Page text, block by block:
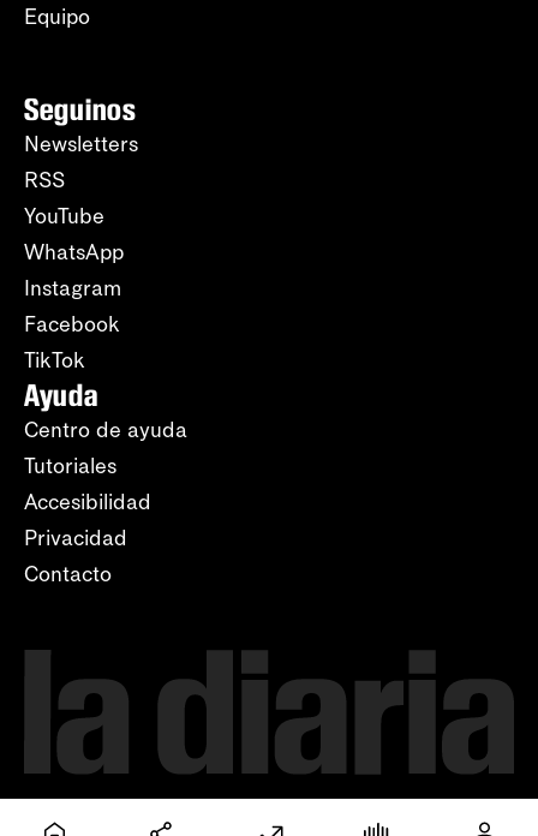
Equipo
Seguinos
Newsletters
RSS
YouTube
WhatsApp
Instagram
Facebook
TikTok
Ayuda
Centro de ayuda
Tutoriales
Accesibilidad
Privacidad
Contacto